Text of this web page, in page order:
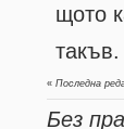
щото
«Последна
Без